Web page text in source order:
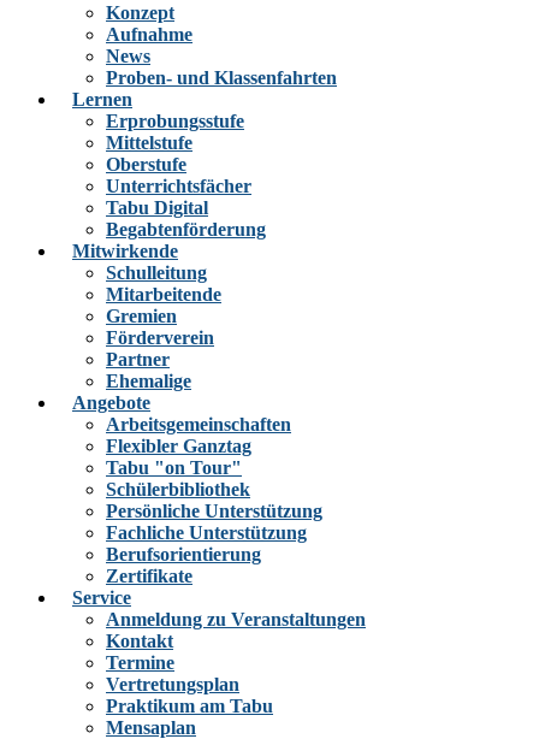
Konzept
Aufnahme
News
Proben- und Klassenfahrten
Lernen
Erprobungsstufe
Mittelstufe
Oberstufe
Unterrichtsfächer
Tabu Digital
Begabtenförderung
Mitwirkende
Schulleitung
Mitarbeitende
Gremien
Förderverein
Partner
Ehemalige
Angebote
Arbeitsgemeinschaften
Flexibler Ganztag
Tabu "on Tour"
Schülerbibliothek
Persönliche Unterstützung
Fachliche Unterstützung
Berufsorientierung
Zertifikate
Service
Anmeldung zu Veranstaltungen
Kontakt
Termine
Vertretungsplan
Praktikum am Tabu
Mensaplan